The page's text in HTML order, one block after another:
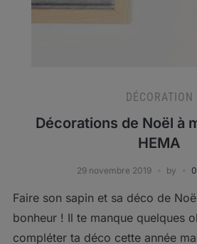
DÉCORATION
Décorations de Noël à
HEMA
29 novembre 2019 by
Faire son sapin et sa déco de
bonheur ! Il te manque quelques
compléter ta déco cette année